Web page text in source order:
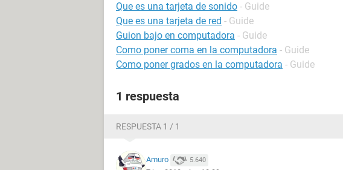
Que es una tarjeta de sonido - Guide
Que es una tarjeta de red - Guide
Guion bajo en computadora - Guide
Como poner coma en la computadora - Guide
Como poner grados en la computadora - Guide
1 respuesta
RESPUESTA 1 / 1
Amuro 5.640